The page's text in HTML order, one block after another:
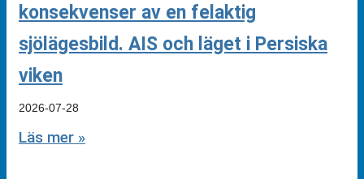
konsekvenser av en felaktig
sjölägesbild. AIS och läget i Persiska
viken
2026-07-28
Läs mer »